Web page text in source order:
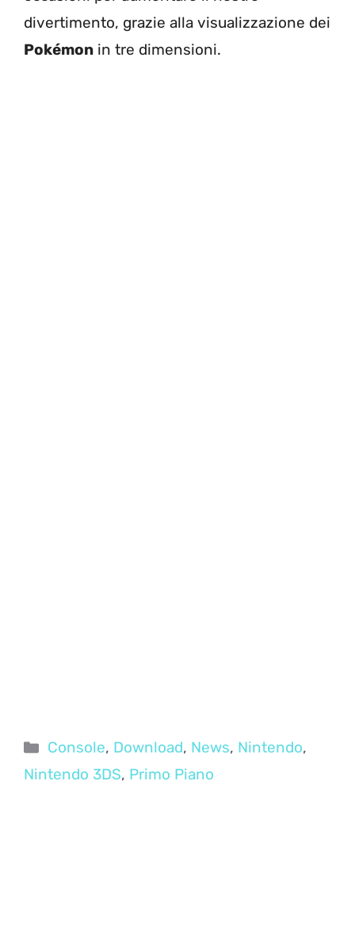
divertimento, grazie alla visualizzazione dei
Pokémon in tre dimensioni.
Categorie
Console, Download, News, Nintendo,
Nintendo 3DS, Primo Piano